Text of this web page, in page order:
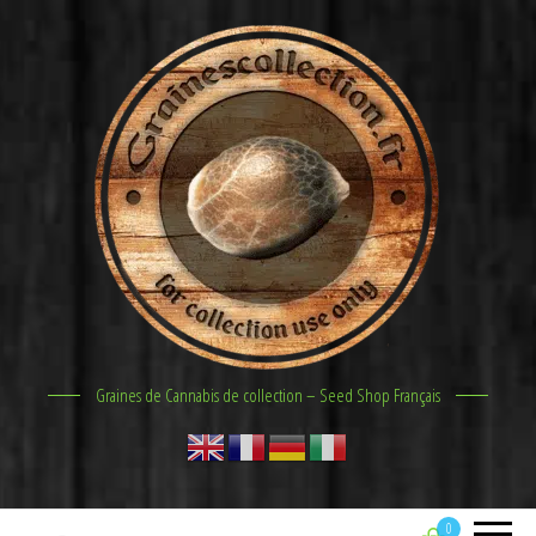
Graines de Cannabis de collection – Seed Shop Français
0